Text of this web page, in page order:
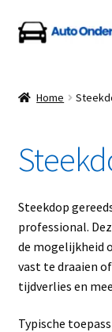
Ga
door
navigatie
Ga
naar
inhoud
Auto Onderdelen
Betalen en
Blog
Contact
Klantenservice
Home
Steekdop
professional.
de mogelijkheid
vast te draaien
tijdverlies en
Typische